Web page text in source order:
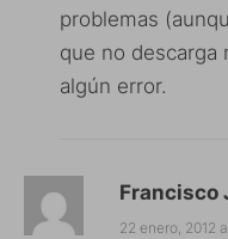
problemas
que no descarga
algún error.
Francisco
22 enero, 2012